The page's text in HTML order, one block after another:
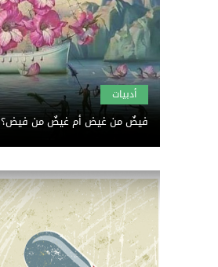
أدبيات
فيضٌ من غيض أم غيضٌ من فيض؟